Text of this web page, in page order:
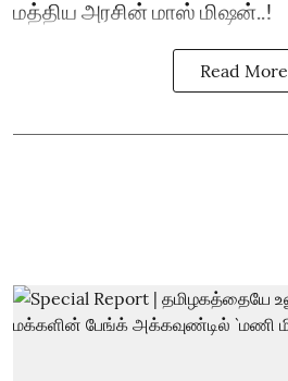
மத்திய அரசின் மாஸ் மிஷன்..!
Read More